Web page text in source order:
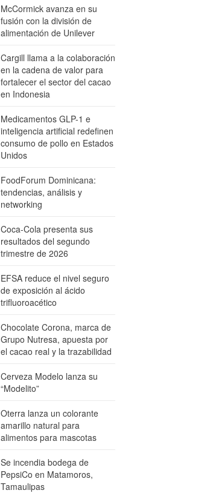
McCormick avanza en su
fusión con la división de
alimentación de Unilever
Cargill llama a la colaboración
en la cadena de valor para
fortalecer el sector del cacao
en Indonesia
Medicamentos GLP-1 e
inteligencia artificial redefinen
consumo de pollo en Estados
Unidos
FoodForum Dominicana:
tendencias, análisis y
networking
Coca-Cola presenta sus
resultados del segundo
trimestre de 2026
EFSA reduce el nivel seguro
de exposición al ácido
trifluoroacético
Chocolate Corona, marca de
Grupo Nutresa, apuesta por
el cacao real y la trazabilidad
Cerveza Modelo lanza su
“Modelito”
Oterra lanza un colorante
amarillo natural para
alimentos para mascotas
Se incendia bodega de
PepsiCo en Matamoros,
Tamaulipas